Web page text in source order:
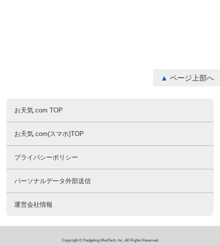
ページ上部へ
お天気.com TOP
お天気.com(スマホ)TOP
プライバシーポリシー
パーソナルデータ外部送信
運営会社情報
Copyright © Hedgehog MedTech, Inc. All Rights Reserved